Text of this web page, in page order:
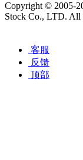
Copyright © 2005-
Stock Co., LTD. All
客服
反馈
顶部